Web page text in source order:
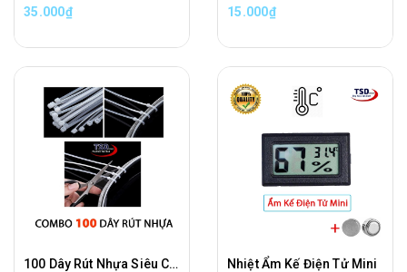
35.000₫
15.000₫
100 Dây Rút Nhựa Siêu Chắc Giá Rẻ
Nhiệt Ẩm Kế Điện Tử Mini